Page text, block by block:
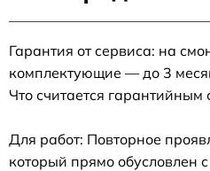
Гарантия от сервиса: на
комплектующие — до 3
Что считается гарантийным
Для работ: Повторное
который прямо обусловлен